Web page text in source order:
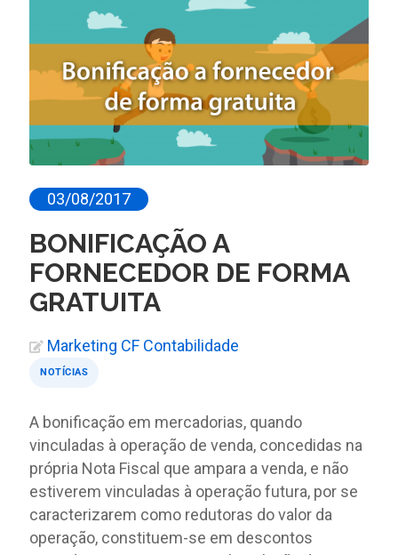
03/08/2017
BONIFICAÇÃO A
FORNECEDOR DE FORMA
GRATUITA
Marketing CF Contabilidade
NOTÍCIAS
A bonificação em mercadorias, quando
vinculadas à operação de venda, concedidas na
própria Nota Fiscal que ampara a venda, e não
estiverem vinculadas à operação futura, por se
caracterizarem como redutoras do valor da
operação, constituem-se em descontos